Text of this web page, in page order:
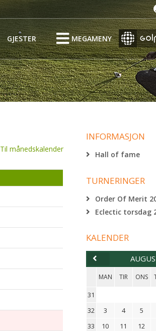
GJESTER MEGAMENY
Til månedskalender
INFORMASJON
Hall of fame
TURNERINGER
Order Of Merit
Eclectic torsdag
KALENDER
MAN TIR ONS
31
32
3 4 5
33
10 11 12